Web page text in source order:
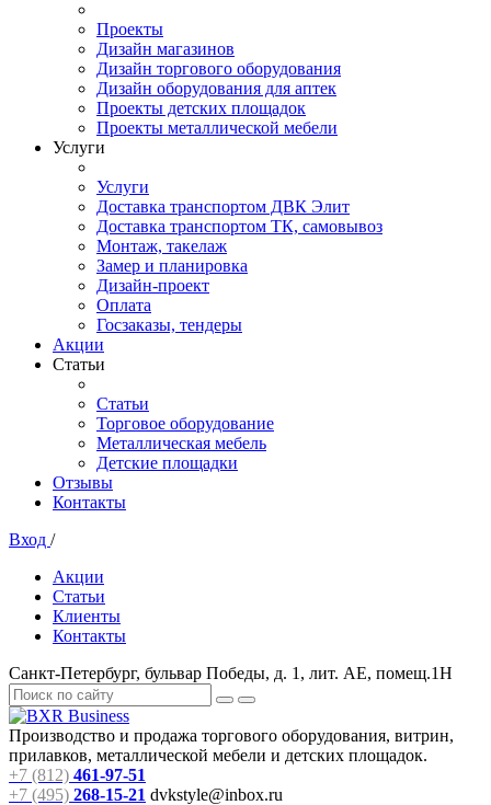
Проекты
Дизайн магазинов
Дизайн торгового оборудования
Дизайн оборудования для аптек
Проекты детских площадок
Проекты металлической мебели
Услуги
Услуги
Доставка транспортом ДВК Элит
Доставка транспортом ТК, самовывоз
Монтаж, такелаж
Замер и планировка
Дизайн-проект
Оплата
Госзаказы, тендеры
Акции
Статьи
Статьи
Торговое оборудование
Металлическая мебель
Детские площадки
Отзывы
Контакты
Вход /
Акции
Статьи
Клиенты
Контакты
Санкт-Петербург, бульвар Победы, д. 1, лит. АЕ, помещ.1Н
Производство и продажа торгового оборудования, витрин,
прилавков, металлической мебели и детских площадок.
+7 (812) 461-97-51
+7 (495) 268-15-21 dvkstyle@inbox.ru